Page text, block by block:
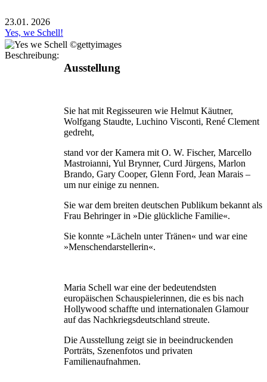
23.01. 2026
Yes, we Schell!
Beschreibung:
Ausstellung
Sie hat mit Regisseuren wie Helmut Käutner,
Wolfgang Staudte, Luchino Visconti, René Clement
gedreht,
stand vor der Kamera mit O. W. Fischer, Marcello
Mastroianni, Yul Brynner, Curd Jürgens, Marlon
Brando, Gary Cooper, Glenn Ford, Jean Marais –
um nur einige zu nennen.
Sie war dem breiten deutschen Publikum bekannt als
Frau Behringer in »Die glückliche Familie«.
Sie konnte »Lächeln unter Tränen« und war eine
»Menschendarstellerin«.
Maria Schell war eine der bedeutendsten
europäischen Schauspielerinnen, die es bis nach
Hollywood schaffte und internationalen Glamour
auf das Nachkriegsdeutschland streute.
Die Ausstellung zeigt sie in beeindruckenden
Porträts, Szenenfotos und privaten
Familienaufnahmen.